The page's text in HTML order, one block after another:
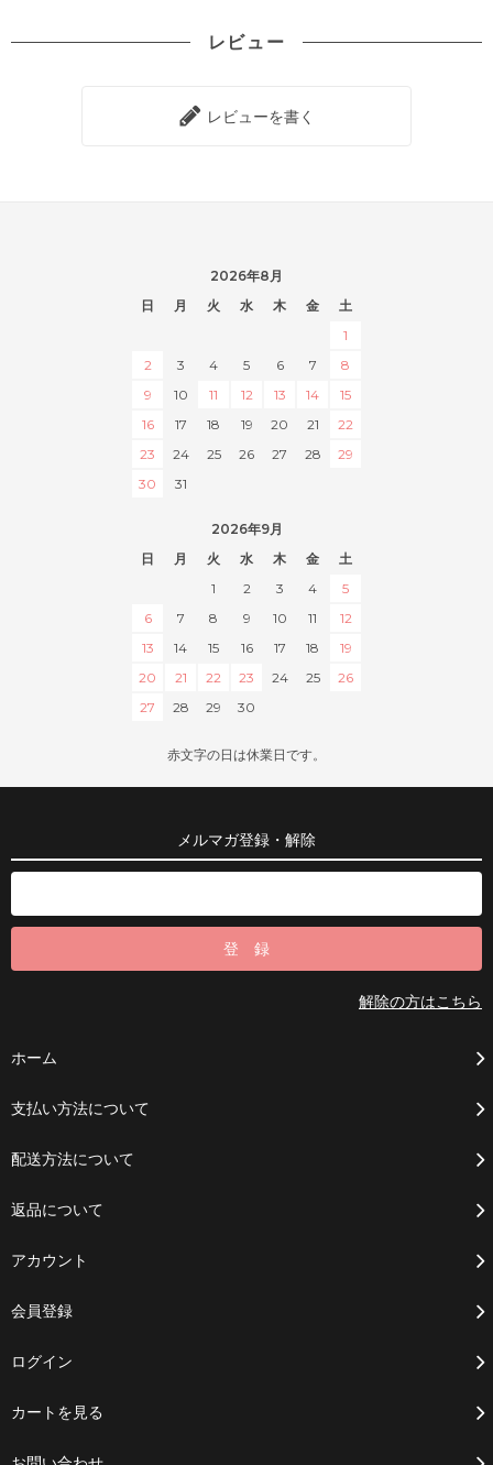
レビュー
レビューを書く
2026年8月
日
月 火 水 木 金
土
1
2
3 4 5 6 7
8
9
10 11 12 13 14
15
16
17 18 19 20 21
22
23
24 25 26 27 28
29
30
31
2026年9月
日
月 火 水 木 金
土
1
2 3 4
5
6
7 8 9 10 11
12
13
14 15 16 17 18
19
20
21 22 23 24 25
26
27
28 29 30
赤文字の日は休業日です。
メルマガ登録・解除
解除の方はこちら
ホーム
支払い方法について
配送方法について
返品について
アカウント
会員登録
ログイン
カートを見る